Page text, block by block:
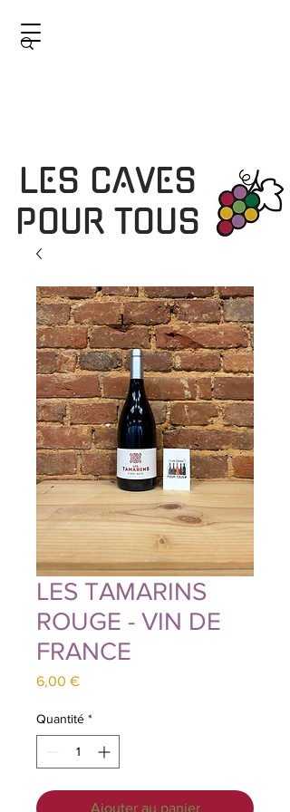
LES CAVES
POUR TOUS
LES TAMARINS
ROUGE - VIN DE
FRANCE
6,00 €Prix
Quantité *
Ajouter au panier